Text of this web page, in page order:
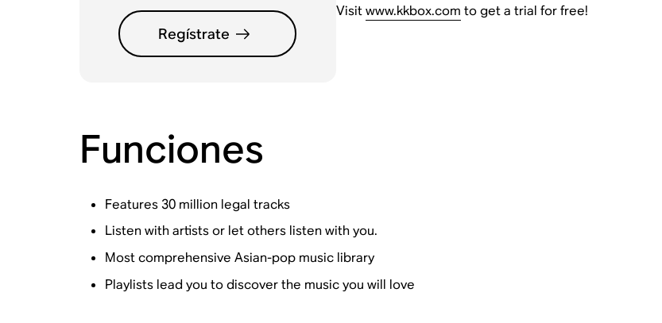
Regístrate
Visitwww.kkbox.com to get a trial for free!
Funciones
Features 30 million legal tracks
Listen with artists or let others listen with you.
Most comprehensive Asian-pop music library
Playlists lead you to discover the music you will love